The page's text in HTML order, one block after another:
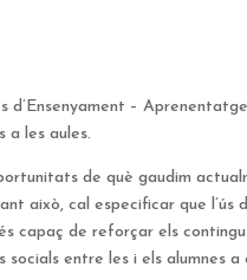
d’Ensenyament –
a les aules.
de què gaudim
això, cal especificar que
capaç de reforçar els
socials entre les i els